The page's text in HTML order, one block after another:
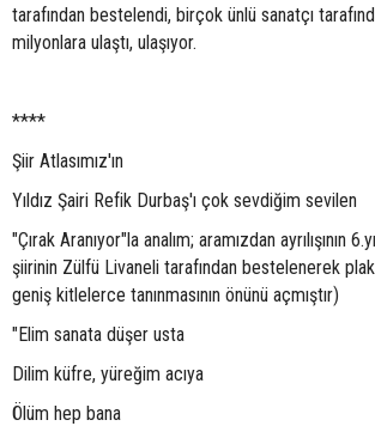
tarafından bestelendi, birçok ünlü sanatçı
milyonlara ulaştı, ulaşıyor.
****
Şiir Atlasımız'ın
Yıldız Şairi Refik Durbaş'ı çok sevdiğim sevilen
"Çırak Aranıyor"la analım; aramızdan ayrılışının
şiirinin Zülfü Livaneli tarafından bestelenerek plak
geniş kitlelerce tanınmasının önünü açmıştır)
"Elim sanata düşer usta
Dilim küfre, yüreğim acıya
Ölüm hep bana